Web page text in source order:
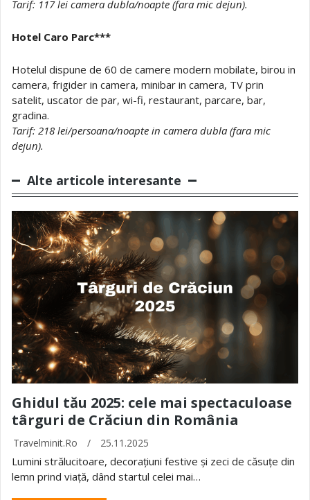
Tarif: 117 lei camera dubla/noapte (fara mic dejun).
Hotel Caro Parc***
Hotelul dispune de 60 de camere modern mobilate, birou in
camera, frigider in camera, minibar in camera, TV prin
satelit, uscator de par, wi-fi, restaurant, parcare, bar,
gradina.
Tarif: 218 lei/persoana/noapte in camera dubla (fara mic
dejun).
Alte articole interesante
Ghidul tău 2025: cele mai spectaculoase
târguri de Crăciun din România
Travelminit.ro / 25.11.2025
Lumini strălucitoare, decorațiuni festive și zeci de căsuțe din
lemn prind viață, dând startul celei mai…